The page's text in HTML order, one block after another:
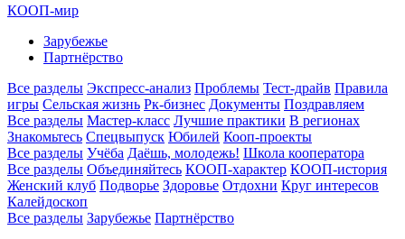
КООП-мир
Зарубежье
Партнёрство
Все разделы Экспресс-анализ Проблемы Тест-драйв Правила
игры Сельская жизнь Рк-бизнес Документы Поздравляем
Все разделы Мастер-класс Лучшие практики В регионах
Знакомьтесь Спецвыпуск Юбилей Кооп-проекты
Все разделы Учёба Даёшь, молодежь! Школа кооператора
Все разделы Объединяйтесь КООП-характер КООП-история
Женский клуб Подворье Здоровье Отдохни Круг интересов
Калейдоскоп
Все разделы Зарубежье Партнёрство